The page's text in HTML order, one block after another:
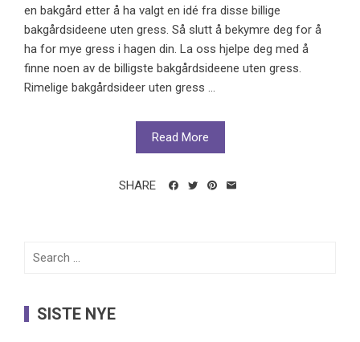
en bakgård etter å ha valgt en idé fra disse billige
bakgårdsideene uten gress. Så slutt å bekymre deg for å
ha for mye gress i hagen din. La oss hjelpe deg med å
finne noen av de billigste bakgårdsideene uten gress.
Rimelige bakgårdsideer uten gress ...
Read More
SHARE
Search
SISTE NYE